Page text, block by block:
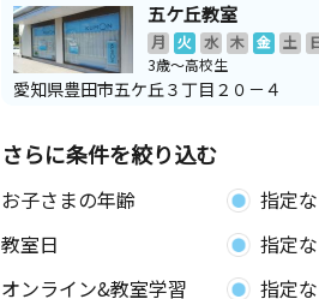
五ケ丘教室
月 火 水 木 金 土
3歳～高校生
愛知県豊田市五ケ丘３丁目２０－４
畝部教室
0歳～高校生
さらに条件を絞り込む
お子さまの年齢 指定
教室日
指定
オンライン&教室学習
指定